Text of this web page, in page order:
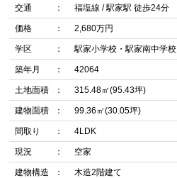
交通 福塩線 / 駅家駅 徒歩24分
価格 2,680万円
学区 駅家小学校・駅家南中学校
築年月 42064
土地面積 315.48㎡(95.43坪)
建物面積 99.36㎡(30.05坪)
間取り 4LDK
現況 空家
建物構造 木造2階建て